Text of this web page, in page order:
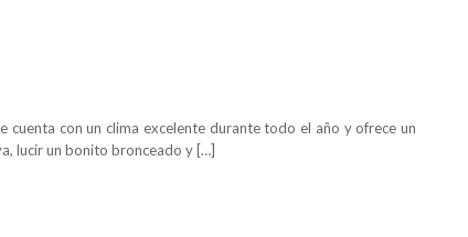
cuenta con un clima excelente durante todo el año y ofrece un
lucir un bonito bronceado y […]